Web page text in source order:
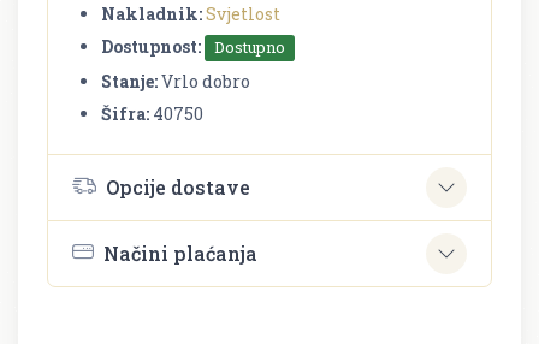
Nakladnik:Svjetlost
Dostupnost:
Dostupno
Stanje:Vrlo dobro
Šifra: 40750
Opcije dostave
Načini plaćanja